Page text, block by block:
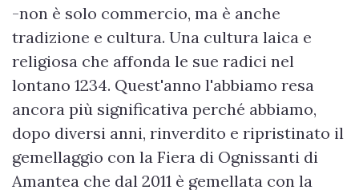
-non è solo commercio, ma è anche
tradizione e cultura. Una cultura laica e
religiosa che affonda le sue radici nel
lontano 1234. Quest'anno l'abbiamo resa
ancora più significativa perché abbiamo,
dopo diversi anni, rinverdito e ripristinato il
gemellaggio con la Fiera di Ognissanti di
Amantea che dal 2011 è gemellata con la